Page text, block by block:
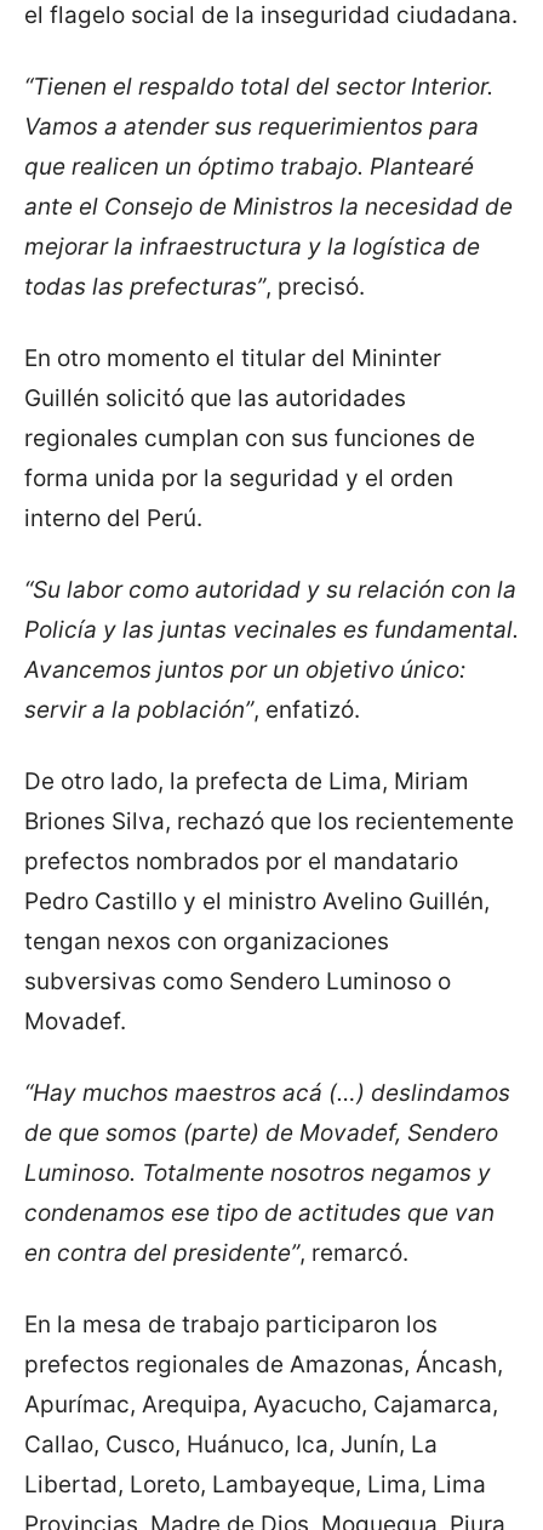
el flagelo social de la inseguridad ciudadana.
“Tienen el respaldo total del sector Interior.
Vamos a atender sus requerimientos para
que realicen un óptimo trabajo. Plantearé
ante el Consejo de Ministros la necesidad de
mejorar la infraestructura y la logística de
todas las prefecturas”, precisó.
En otro momento el titular del Mininter
Guillén solicitó que las autoridades
regionales cumplan con sus funciones de
forma unida por la seguridad y el orden
interno del Perú.
“Su labor como autoridad y su relación con la
Policía y las juntas vecinales es fundamental.
Avancemos juntos por un objetivo único:
servir a la población”, enfatizó.
De otro lado, la prefecta de Lima, Miriam
Briones Silva, rechazó que los recientemente
prefectos nombrados por el mandatario
Pedro Castillo y el ministro Avelino Guillén,
tengan nexos con organizaciones
subversivas como Sendero Luminoso o
Movadef.
“Hay muchos maestros acá (…) deslindamos
de que somos (parte) de Movadef, Sendero
Luminoso. Totalmente nosotros negamos y
condenamos ese tipo de actitudes que van
en contra del presidente”, remarcó.
En la mesa de trabajo participaron los
prefectos regionales de Amazonas, Áncash,
Apurímac, Arequipa, Ayacucho, Cajamarca,
Callao, Cusco, Huánuco, Ica, Junín, La
Libertad, Loreto, Lambayeque, Lima, Lima